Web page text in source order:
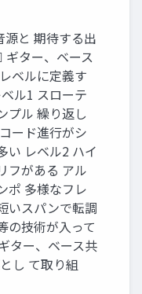
と 期待する出
ギター、ベース
ベルに定義す
ル1 スローテ
プル 繰り返し
ード進行がシ
い レベル2 ハイ
フがある アル
ポ 多様なフレ
いスパンで転調
の技術が入って
ター、ベース共
し て取り組